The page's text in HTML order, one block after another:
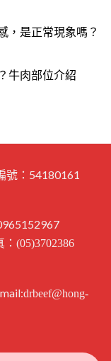
，是正常現象嗎？
牛肉部位介紹
號：54180161
(05)3702386
mail:drbeef@hong-